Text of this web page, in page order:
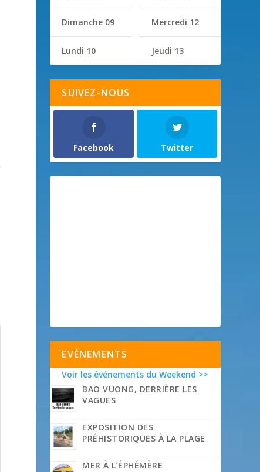
Dimanche 09
Lundi 10
Mercredi 12
Jeudi 13
SUIVEZ-NOUS
Facebook Twitter
EVÉNEMENTS
Voir les événements du Weekend >>
BAO VUONG, DERRIÈRE LES
VAGUES
EXPOSITION DES
PRÉHISTORIQUES À LA PLAGE
MER À L’ÉPHÉMÈRE